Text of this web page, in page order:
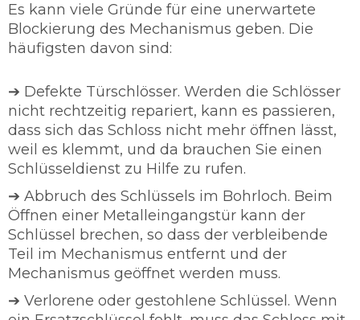
Es kann viele Gründe für eine unerwartete
Blockierung des Mechanismus geben. Die
häufigsten davon sind:
➔ Defekte Türschlösser. Werden die Schlösser
nicht rechtzeitig repariert, kann es passieren,
dass sich das Schloss nicht mehr öffnen lässt,
weil es klemmt, und da brauchen Sie einen
Schlüsseldienst zu Hilfe zu rufen.
➔ Abbruch des Schlüssels im Bohrloch. Beim
Öffnen einer Metalleingangstür kann der
Schlüssel brechen, so dass der verbleibende
Teil im Mechanismus entfernt und der
Mechanismus geöffnet werden muss.
➔ Verlorene oder gestohlene Schlüssel. Wenn